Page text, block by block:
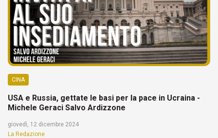
CINA
USA e Russia, gettate le basi per la pace in Ucraina -
Michele Geraci Salvo Ardizzone
giovedì, 12 dicembre 2024
La Redazione